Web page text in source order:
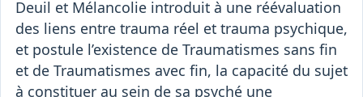
Deuil et Mélancolie introduit à une réévaluation
des liens entre trauma réel et trauma psychique,
et postule l’existence de Traumatismes sans fin
et de Traumatismes avec fin, la capacité du sujet
à constituer au sein de sa psyché une